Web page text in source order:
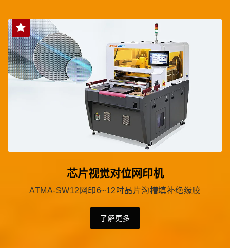
芯片视觉对位网印机
ATMA-SW12网印6~12吋晶片沟槽填补绝缘胶
了解更多